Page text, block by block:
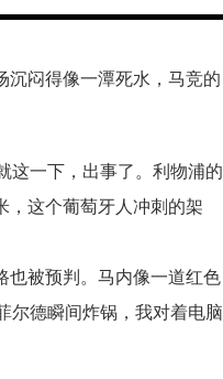
沉闷得像一潭死水，马竞的
这一下，出事了。利物浦的
，这个葡萄牙人冲刺的架
也被预判。马内像一道红色
尔德瞬间炸锅，我对着电脑